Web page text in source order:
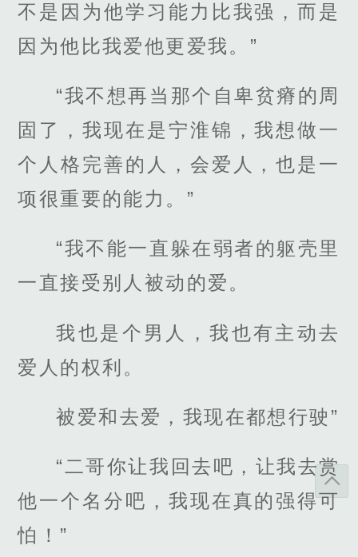
不是因为他学习能力比我强，而是
因为他比我爱他更爱我。”
“我不想再当那个自卑贫瘠的周
固了，我现在是宁淮锦，我想做一
个人格完善的人，会爱人，也是一
项很重要的能力。”
“我不能一直躲在弱者的躯壳里
一直接受别人被动的爱。
我也是个男人，我也有主动去
爱人的权利。
被爱和去爱，我现在都想行驶”
“二哥你让我回去吧，让我去赏
他一个名分吧，我现在真的强得可
怕！”